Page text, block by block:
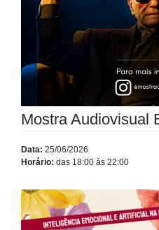
Mostra Audiovisual
Data: 25/06/2026
Horário: das 18:00 às 22:00